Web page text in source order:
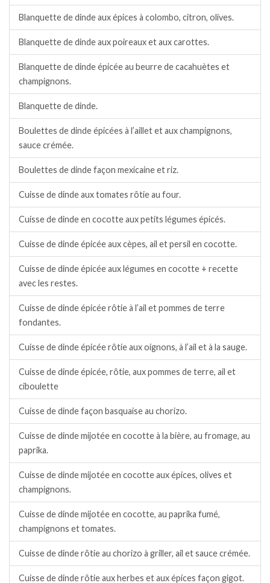
Blanquette de dinde aux épices à colombo, citron, olives.
Blanquette de dinde aux poireaux et aux carottes.
Blanquette de dinde épicée au beurre de cacahuètes et
champignons.
Blanquette de dinde.
Boulettes de dinde épicées à l’aillet et aux champignons,
sauce crémée.
Boulettes de dinde façon mexicaine et riz.
Cuisse de dinde aux tomates rôtie au four.
Cuisse de dinde en cocotte aux petits légumes épicés.
Cuisse de dinde épicée aux cèpes, ail et persil en cocotte.
Cuisse de dinde épicée aux légumes en cocotte + recette
avec les restes.
Cuisse de dinde épicée rôtie à l’ail et pommes de terre
fondantes.
Cuisse de dinde épicée rôtie aux oignons, à l’ail et à la sauge.
Cuisse de dinde épicée, rôtie, aux pommes de terre, ail et
ciboulette
Cuisse de dinde façon basquaise au chorizo.
Cuisse de dinde mijotée en cocotte à la bière, au fromage, au
paprika.
Cuisse de dinde mijotée en cocotte aux épices, olives et
champignons.
Cuisse de dinde mijotée en cocotte, au paprika fumé,
champignons et tomates.
Cuisse de dinde rôtie au chorizo à griller, ail et sauce crémée.
Cuisse de dinde rôtie aux herbes et aux épices façon gigot.